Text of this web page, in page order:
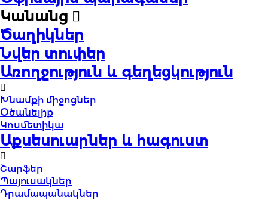
Կանանց
Ծաղիկներ
Նվեր տուփեր
Առողջություն և գեղեցկություն
Խնամքի միջոցներ
Օծանելիք
Կոսմետիկա
Աքսեսուարներ և հագուստ
Շարֆեր
Պայուսակներ
Դրամապանակներ